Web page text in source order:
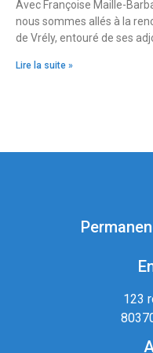
Avec Françoise Maille-
nous sommes allés à la
de Vrély, entouré de ses
Lire la suite »
123